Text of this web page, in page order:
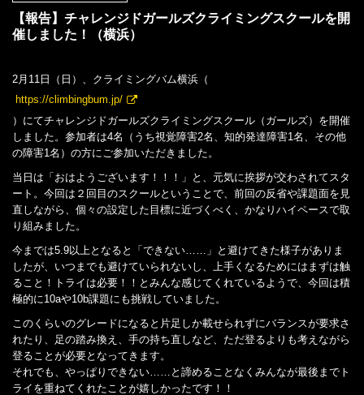
【報告】チャレンジドガールズクライミングスクールを開
催しました！（横浜）
2月11日（日）、クライミングバム横浜（
https://climbingbum.jp/
）にてチャレンジドガールズクライミングスクール（ガールズ）を開催
しました。参加者は4名（うち視覚障害2名、知的発達障害1名、その他
の障害1名）の方にご参加いただきました。
当日は「おはようございます！！！」と、元気に挨拶が交わされてスタ
ート。今回は２回目のスクールということで、前回の反省や課題面を見
直しながら、個々の設定した目標に近づくべく、かなりハイペースで取
り組みました。
今までは5.9以上となると「できない……」と避けてきた様子がありま
したが、いつまでも避けていられないし、上手くなるためにはまずは触
ること！トライは必要！！とみんな感じてくれているようで、今回は積
極的に10aや10b課題にも挑戦していました。
このくらいのグレードになると片足しか載せられずにバランスが要求さ
れたり、足の踏み換え、手の持ち直しなど、ただ登るよりも考えながら
登ることが必要となってきます。
それでも、やっぱりできない……と諦めることなくみんなが最後までト
ライを重ねてくれたことが嬉しかったです！！